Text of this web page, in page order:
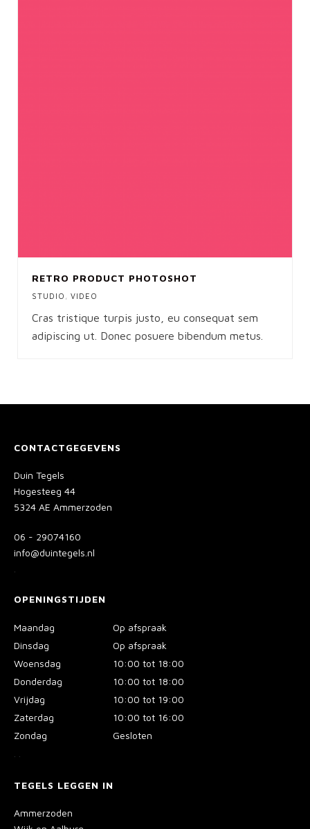
RETRO PRODUCT PHOTOSHOT
STUDIO VIDEO
Cras tristique turpis justo, eu consequat sem
adipiscing ut. Donec posuere bibendum metus.
CONTACTGEGEVENS
Duin Tegels
Hogesteeg 44
5324 AE Ammerzoden
06 - 29074160
info@duintegels.nl
OPENINGSTIJDEN
Maandag
Dinsdag
Woensdag
Donderdag
Vrijdag
Zaterdag
Zondag
Op afspraak
Op afspraak
10:00 tot 18:00
10:00 tot 18:00
10:00 tot 19:00
10:00 tot 16:00
Gesloten
TEGELS LEGGEN IN
Ammerzoden